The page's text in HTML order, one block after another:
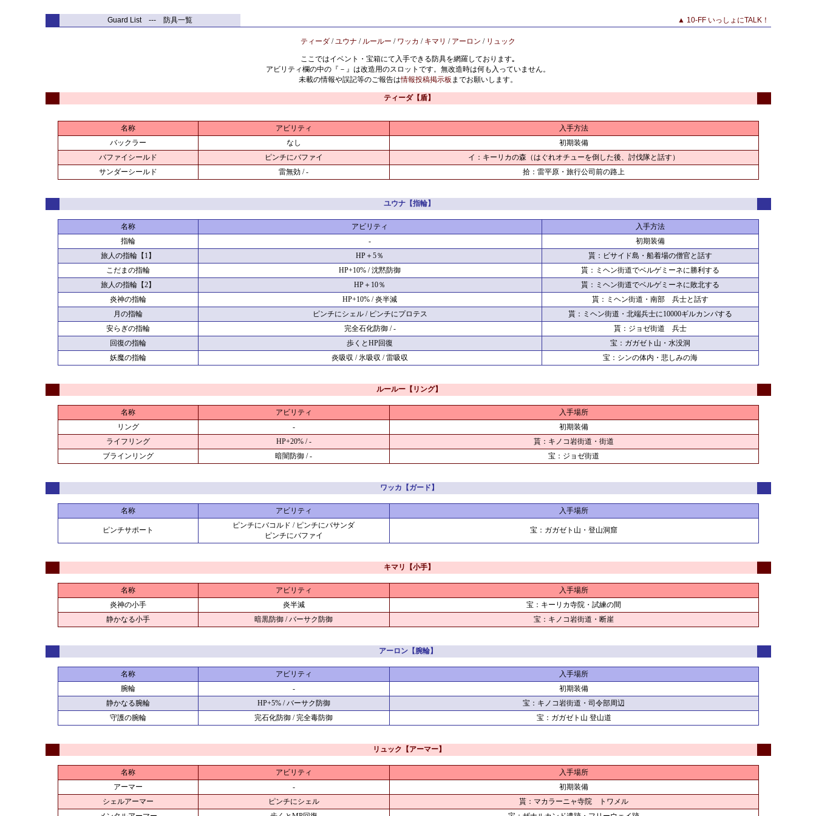
Guard List --- 防具一覧 ▲ 10-FF いっしょにTALK！
ティーダ /ユウナ / ルールー / ワッカ / キマリ / アーロン / リュック
ここではイベント・宝箱にて入手できる防具を網羅しております｡
アビリティ欄の中の『－』は改造用のスロットです。無改造時は何も入っていません。
未載の情報や誤記等のご報告は情報投稿掲示板 までお願いします。
ティーダ【盾】
名称 アビリティ
入手方法
バックラー
なし
初期装備
バファイシールド
ピンチにバファイ
イ：キーリカの森（はぐれオチューを倒した後、討伐隊と話す）
サンダーシールド
雷無効 / - 拾：雷平原・旅行公司前の路上
ユウナ【指輪】
名称 アビリティ
入手方法
指輪
-
初期装備
旅人の指輪【1】
HP＋5％
貰：ビサイド島・船着場の僧官と話す
こだまの指輪
HP+10% / 沈黙防御
貰：ミヘン街道でベルゲミーネに勝利する
旅人の指輪【2】
HP＋10％
貰：ミヘン街道でベルゲミーネに敗北する
炎神の指輪
HP+10% / 炎半減
貰：ミヘン街道・南部 兵士と話す
月の指輪
ピンチにシェル / ピンチにプロテス
貰：ミヘン街道・北端兵士に10000ギルカンパする
安らぎの指輪
完全石化防御 / -
貰：ジョゼ街道 兵士
回復の指輪
歩くとHP回復
宝：ガガゼト山・水没洞
妖魔の指輪
炎吸収 / 氷吸収 / 雷吸収 宝：シンの体内・悲しみの海
ルールー【リング】
名称 アビリティ
入手場所
リング
-
初期装備
ライフリング
HP+20% / -
貰：キノコ岩街道・街道
ブラインリング
暗闇防御 / - 宝：ジョゼ街道
ワッカ【ガード】
名称 アビリティ 入手場所
ピンチサポート
ピンチにバコルド / ピンチにバサンダ
ピンチにバファイ
宝：ガガゼト山・登山洞窟
キマリ【小手】
名称 アビリティ
入手場所
炎神の小手
炎半減
宝：キーリカ寺院・試練の間
静かなる小手
暗黒防御 / バーサク防御 宝：キノコ岩街道・断崖
アーロン【腕輪】
名称 アビリティ
入手場所
腕輪
-
初期装備
静かなる腕輪
HP+5% / バーサク防御
宝：キノコ岩街道・司令部周辺
守護の腕輪
完石化防御 / 完全毒防御 宝：ガガゼト山 登山道
リュック【アーマー】
名称 アビリティ
入手場所
アーマー
-
初期装備
シェルアーマー
ピンチにシェル
貰：マカラーニャ寺院 トワメル